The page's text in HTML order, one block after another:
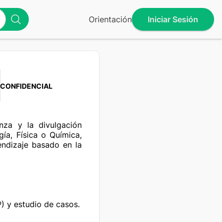
Orientación Iniciar Sesión
CONFIDENCIAL
y la divulgación
Física o Química,
basado en la
y estudio de casos.